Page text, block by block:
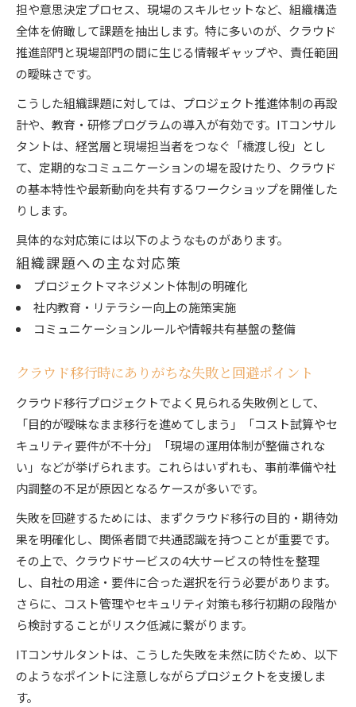
担や意思決定プロセス、現場のスキルセットなど、組織構造
全体を俯瞰して課題を抽出します。特に多いのが、クラウド
推進部門と現場部門の間に生じる情報ギャップや、責任範囲
の曖昧さです。
こうした組織課題に対しては、プロジェクト推進体制の再設
計や、教育・研修プログラムの導入が有効です。ITコンサル
タントは、経営層と現場担当者をつなぐ「橋渡し役」とし
て、定期的なコミュニケーションの場を設けたり、クラウド
の基本特性や最新動向を共有するワークショップを開催した
りします。
具体的な対応策には以下のようなものがあります。
組織課題への主な対応策
プロジェクトマネジメント体制の明確化
社内教育・リテラシー向上の施策実施
コミュニケーションルールや情報共有基盤の整備
クラウド移行時にありがちな失敗と回避ポイント
クラウド移行プロジェクトでよく見られる失敗例として、
「目的が曖昧なまま移行を進めてしまう」「コスト試算やセ
キュリティ要件が不十分」「現場の運用体制が整備されな
い」などが挙げられます。これらはいずれも、事前準備や社
内調整の不足が原因となるケースが多いです。
失敗を回避するためには、まずクラウド移行の目的・期待効
果を明確化し、関係者間で共通認識を持つことが重要です。
その上で、クラウドサービスの4大サービスの特性を整理
し、自社の用途・要件に合った選択を行う必要があります。
さらに、コスト管理やセキュリティ対策も移行初期の段階か
ら検討することがリスク低減に繋がります。
ITコンサルタントは、こうした失敗を未然に防ぐため、以下
のようなポイントに注意しながらプロジェクトを支援しま
す。